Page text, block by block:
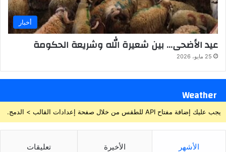
أخبار
عيد الأضحى… بين شعيرة الله وشريعة الحكومة
25 مايو، 2026
Weather
يجب عليك إضافة مفتاح API للطقس من خلال صفحة إعدادات القالب > الدمج.
الأشهر الأخيرة تعليقات